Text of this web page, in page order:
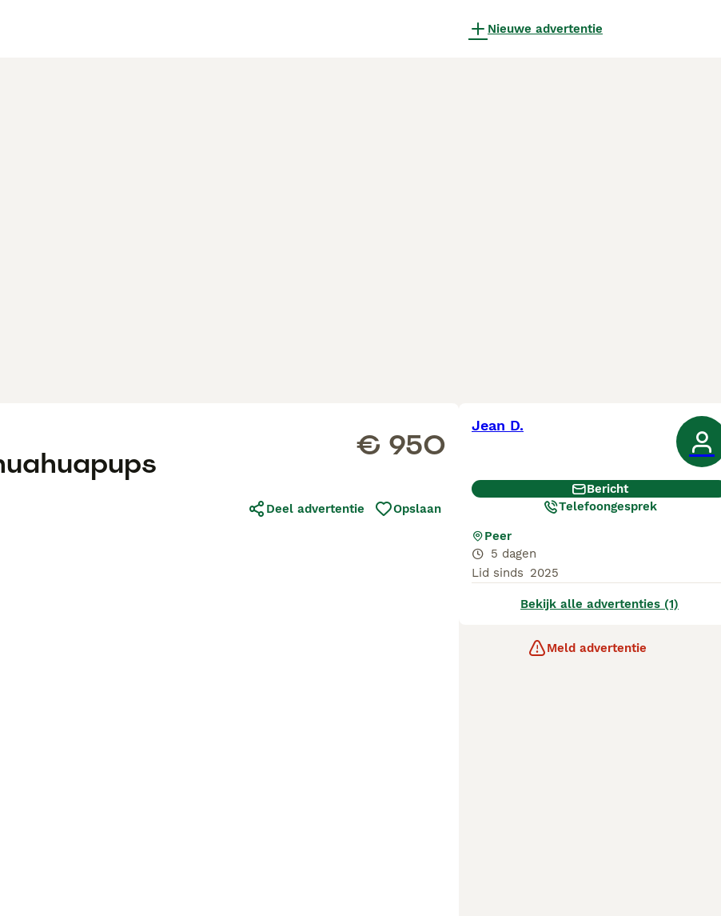
Nieuwe advertentie
€ 950
Deel advertentie Opslaan
Jean D.
Bericht
Telefoongesprek
Peer
5 dagen
Lid sinds 2025
Bekijk alle advertenties (1)
Meld advertentie